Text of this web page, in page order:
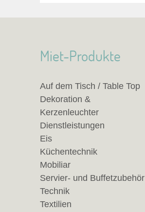
Miet-Produkte
Auf dem Tisch / Table Top
Dekoration &
Kerzenleuchter
Dienstleistungen
Eis
Küchentechnik
Mobiliar
Servier- und Buffetzubehör
Technik
Textilien